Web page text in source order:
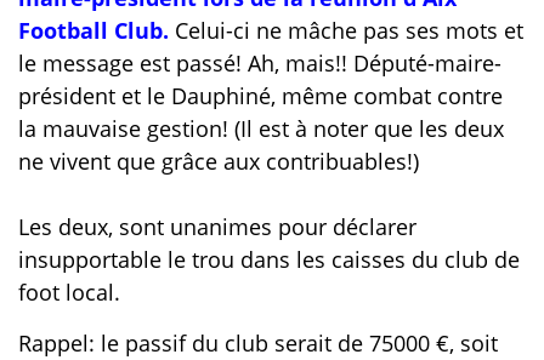
Football Club. Celui-ci ne mâche pas ses mots et
le message est passé! Ah, mais!! Député-maire-
président et le Dauphiné, même combat contre
la mauvaise gestion! (Il est à noter que les deux
ne vivent que grâce aux contribuables!)
Les deux, sont unanimes pour déclarer
insupportable le trou dans les caisses du club de
foot local.
Rappel: le passif du club serait de 75000 €, soit